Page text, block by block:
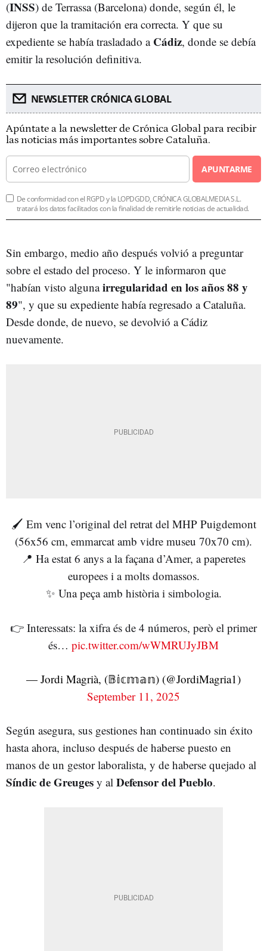
(INSS) de Terrassa (Barcelona) donde, según él, le
dijeron que la tramitación era correcta. Y que su
expediente se había trasladado a Cádiz, donde se debía
emitir la resolución definitiva.
NEWSLETTER CRÓNICA GLOBAL
Apúntate a la newsletter de Crónica Global para recibir
las noticias más importantes sobre Cataluña.
APUNTARME
De conformidad con el RGPD y la LOPDGDD, CRÓNICA GLOBALMEDIA S.L.
tratará los datos facilitados con la finalidad de remitirle noticias de actualidad.
Sin embargo, medio año después volvió a preguntar
sobre el estado del proceso. Y le informaron que
"habían visto algunairregularidad en los años 88 y
89", y que su expediente había regresado a Cataluña.
Desde donde, de nuevo, se devolvió a Cádiz
nuevamente.
🖌️ Em venc l’original del retrat del MHP Puigdemont
(56x56 cm, emmarcat amb vidre museu 70x70 cm).
📍 Ha estat 6 anys a la façana d’Amer, a paperetes
europees i a molts domassos.
✨ Una peça amb història i simbologia.
👉 Interessats: la xifra és de 4 números, però el primer
és… pic.twitter.com/wWMRUJyJBM
— Jordi Magrià, (𝔹𝕚𝕔𝕞𝕒𝕟) (@JordiMagria1)
September 11, 2025
Según asegura, sus gestiones han continuado sin éxito
hasta ahora, incluso después de haberse puesto en
manos de un gestor laboralista, y de haberse quejado al
Síndic de Greuges y al Defensor del Pueblo.